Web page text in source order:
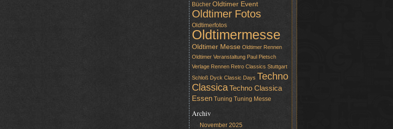
Bücher Oldtimer Event
Oldtimer Fotos
Oldtimerfotos
Oldtimermesse
Oldtimer Messe Oldtimer Rennen
Oldtimer Veranstaltung Paul Pietsch
Verlage Rennen Retro Classics Stuttgart
Schloß Dyck Classic Days Techno
ClassicaTechno Classica
Essen Tuning Tuning Messe
Archiv
November 2025